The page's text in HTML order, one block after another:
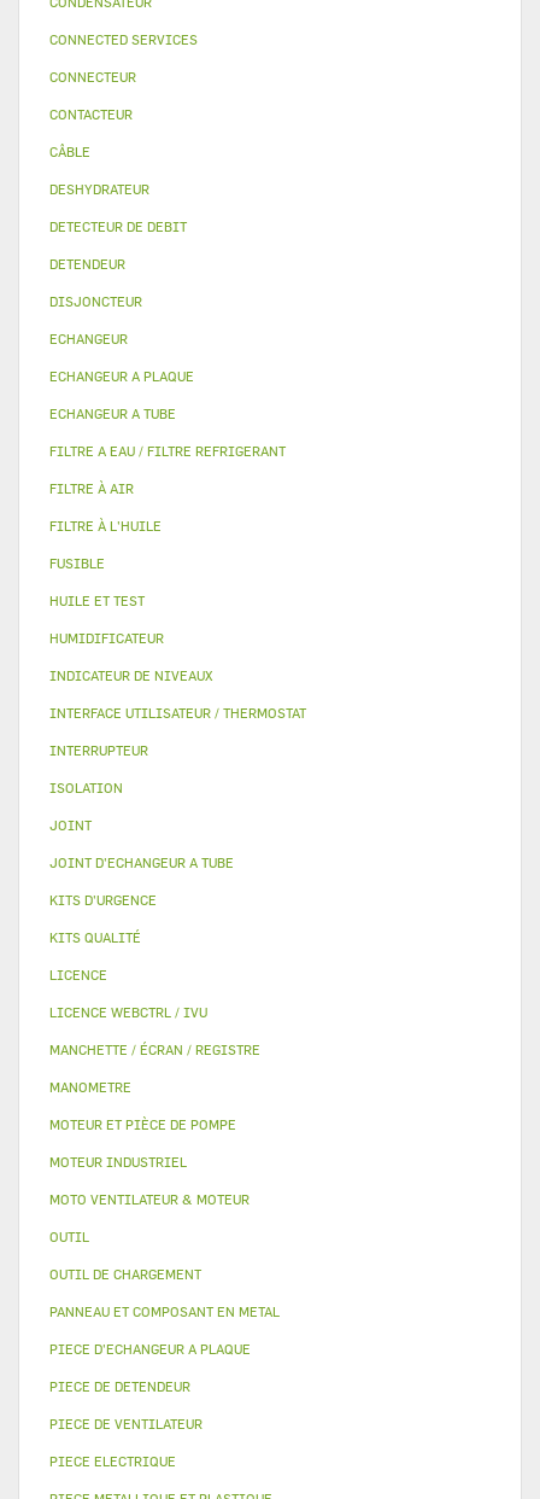
CONNECTED SERVICES
CONNECTEUR
CONTACTEUR
CÂBLE
DESHYDRATEUR
DETECTEUR DE DEBIT
DETENDEUR
DISJONCTEUR
ECHANGEUR
ECHANGEUR A PLAQUE
ECHANGEUR A TUBE
FILTRE A EAU / FILTRE REFRIGERANT
FILTRE À AIR
FILTRE À L'HUILE
FUSIBLE
HUILE ET TEST
HUMIDIFICATEUR
INDICATEUR DE NIVEAUX
INTERFACE UTILISATEUR / THERMOSTAT
INTERRUPTEUR
ISOLATION
JOINT
JOINT D'ECHANGEUR A TUBE
KITS D'URGENCE
KITS QUALITÉ
LICENCE
LICENCE WEBCTRL / IVU
MANCHETTE / ÉCRAN / REGISTRE
MANOMETRE
MOTEUR ET PIÈCE DE POMPE
MOTEUR INDUSTRIEL
MOTO VENTILATEUR & MOTEUR
OUTIL
OUTIL DE CHARGEMENT
PANNEAU ET COMPOSANT EN METAL
PIECE D'ECHANGEUR A PLAQUE
PIECE DE DETENDEUR
PIECE DE VENTILATEUR
PIECE ELECTRIQUE